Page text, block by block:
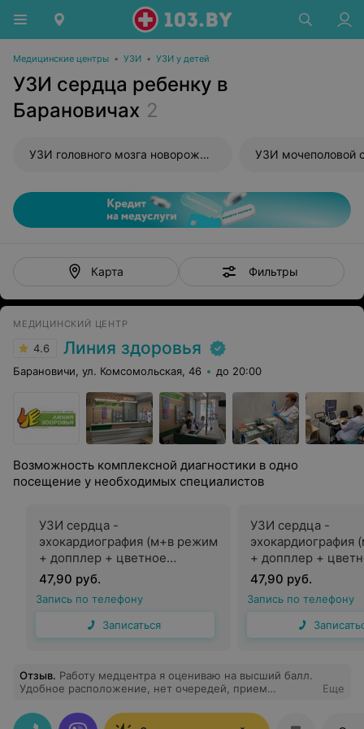
Медицинские центры • УЗИ • УЗИ у детей
УЗИ сердца ребенку в
Барановичах 2
УЗИ головного мозга новорожденного УЗИ мочеполовой
Карта Фильтры
МЕДИЦИНСКИЙ ЦЕНТР
4.6 Линия здоровья
Барановичи, ул. Комсомольская, 46 до 20:00
Возможность комплексной диагностики в одно
посещение у необходимых специалистов
УЗИ сердца -
эхокардиография (м+в режим
+ допплер + цветное
картирование), с 14 лет
47,90 руб.
Запись по телефону
Записаться
УЗИ сердца -
эхокардиография
+ допплер +
картирование),
лет
47,90 руб.
Запись по телефону
Отзыв. Работу медцентра я оцениваю на высший балл.
Удобное расположение, нет очередей, прием
Еще